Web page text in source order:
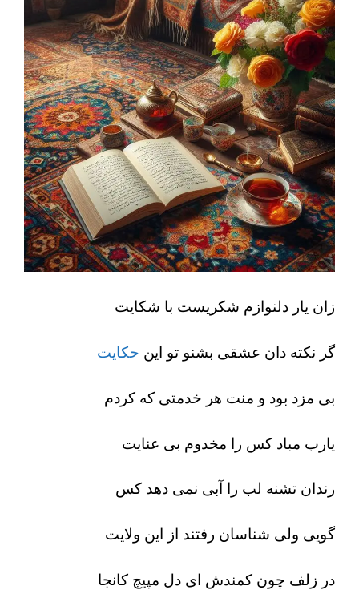
زان یار دلنوازم شکریست با شکایت
گر نکته دان عشقی بشنو تو این حکایت
بی مزد بود و منت هر خدمتی که کردم
یارب مباد کس را مخدوم بی عنایت
رندان تشنه لب را آبی نمی دهد کس
گویی ولی شناسان رفتند از این ولایت
در زلف چون کمندش ای دل مپیچ کانجا